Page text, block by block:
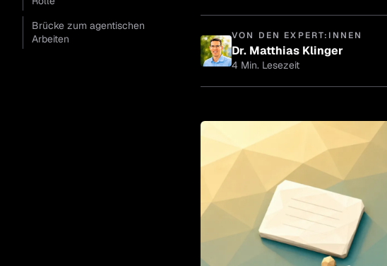
Brücke zum agentischen
Arbeiten
VON DEN EXPERT:INNEN
Dr. Matthias Klinger
Dr. Matthias Klinger
4 Min. Lesezeit